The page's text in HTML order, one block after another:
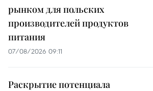
рынком для польских
производителей продуктов
питания
07/08/2026 09:11
Раскрытие потенциала